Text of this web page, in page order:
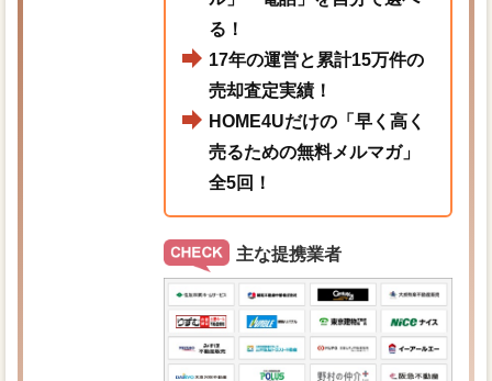
る！
17年の運営と累計15万件の
売却査定実績！
HOME4Uだけの「早く高く
売るための無料メルマガ」
全5回！
主な提携業者